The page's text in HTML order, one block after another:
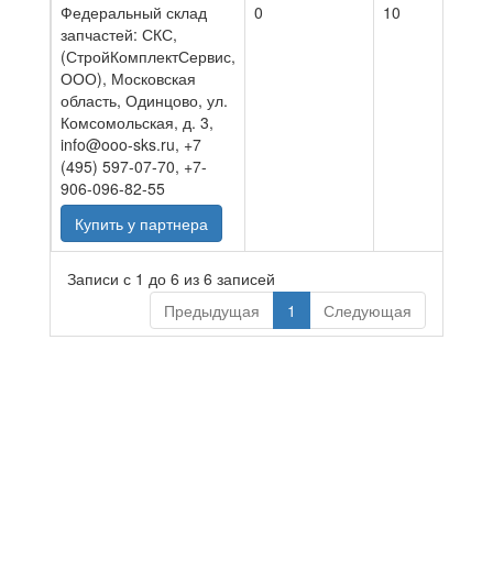
Федеральный склад
запчастей: СКС,
(СтройКомплектСервис,
ООО), Московская
область, Одинцово, ул.
Комсомольская, д. 3,
info@ooo-sks.ru, +7
(495) 597-07-70, +7-
906-096-82-55
Купить у партнера
0 10
Записи с 1 до 6 из 6 записей
Предыдущая
1 Следующая